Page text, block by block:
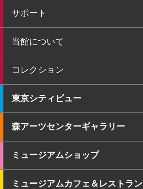
サポート
当館について
コレクション
東京シティビュー
森アーツセンターギャラリー
ミュージアムショップ
ミュージアムカフェ＆レストラン